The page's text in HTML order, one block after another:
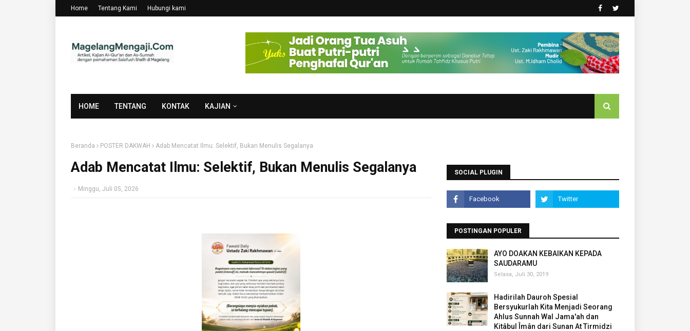
Home Tentang Kami Hubungi kami
HOME TENTANG KONTAK KAJIAN
Beranda POSTER DAKWAH Adab Mencatat Ilmu: Selektif, Bukan Menulis Segalanya
Adab Mencatat Ilmu: Selektif, Bukan Menulis Segalanya
- Minggu, Juli 05, 2026
SOCIAL PLUGIN
POSTINGAN POPULER
AYO DOAKAN KEBAIKAN KEPADA
SAUDARAMU
Selasa, Juli 30, 2019
Hadirilah Dauroh Spesial
Bersyukurlah Kita Menjadi Seorang
Ahlus Sunnah Wal Jama'ah dan
Kitâbul Îmân dari Sunan At Tirmidzi